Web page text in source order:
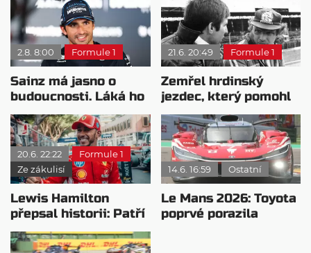
2.8. 8:00 Formule 1
Sainz má jasno o
budoucnosti. Láká ho
jiná závodní kategorie
21.6. 20:49 Formule 1
Zemřel hrdinský
jezdec, který pomohl
zachránit Nikiho
Laudu
20.6. 22:22
Formule 1
Ze zákulisí
Lewis Hamilton
přepsal historii: Patří
mezi nejstarší vítěze
formule 1
14.6. 16:59 Ostatní
Le Mans 2026: Toyota
poprvé porazila